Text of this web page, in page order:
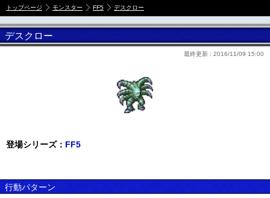
トップページ モンスター FF5 デスクロー
デスクロー
最終更新 : 2016/11/09 15:00
登場シリーズ： FF5
行動パターン